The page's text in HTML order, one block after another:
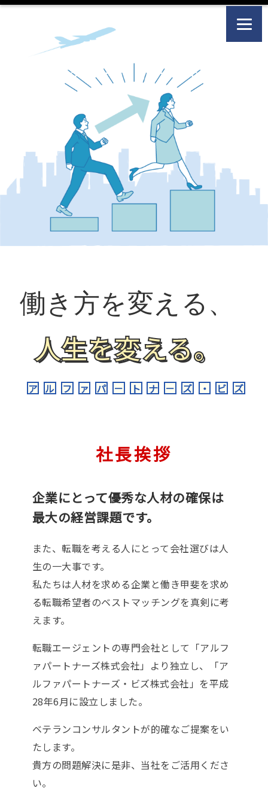
働き方を変える、
人生を変える。
ア ル フ ァ パ － ト ナ － ズ ・ ビ ズ
社長挨拶
企業にとって優秀な人材の確保は
最大の経営課題です。
また、転職を考える人にとって会社選びは人
生の一大事です。
私たちは人材を求める企業と働き甲斐を求め
る転職希望者のベストマッチングを真剣に考
えます。
転職エージェントの専門会社として「アルフ
ァパートナーズ株式会社」より独立し、「ア
ルファパートナーズ・ビズ株式会社」を平成
28年6月に設立しました。
ベテランコンサルタントが的確なご提案をい
たします。
貴方の問題解決に是非、当社をご活用くださ
い。